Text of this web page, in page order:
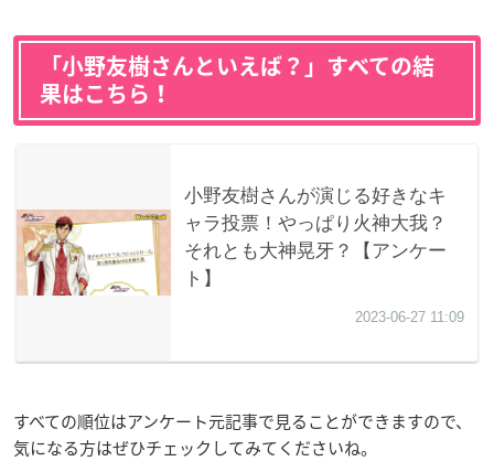
「小野友樹さんといえば？」すべての結
果はこちら！
すべての順位はアンケート元記事で見ることができますので、
気になる方はぜひチェックしてみてくださいね。